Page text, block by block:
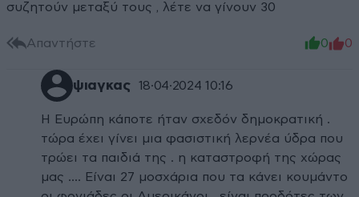
συζητούν μεταξύ τους , λέτε να γίνουν 30
Απαντήστε 0 0
ψιαγκας 18·04·2024 10:16
Η Ευρώπη κάποτε ήταν σχεδόν δημοκρατική .
τώρα έχει γίνει μια φασιστική λερνέα ύδρα που
τρώει τα παιδιά της . η καταστροφή της χώρας
μας .... Είναι 27 μοσχάρια που τα κάνει κουμάντο